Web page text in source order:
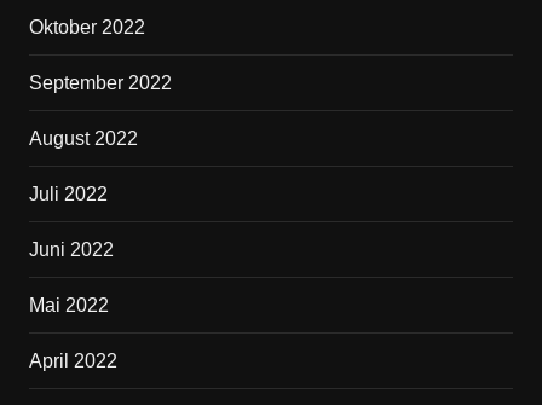
Oktober 2022
September 2022
August 2022
Juli 2022
Juni 2022
Mai 2022
April 2022